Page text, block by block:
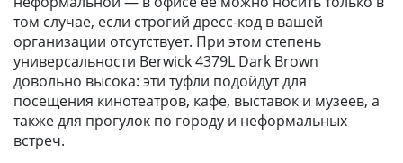
том случае, если строгий дресс-код в вашей
организации отсутствует. При этом степень
универсальности Berwick 4379L Dark Brown
довольно высока: эти туфли подойдут для
посещения кинотеатров, кафе, выставок и музеев, а
также для прогулок по городу и неформальных
встреч.